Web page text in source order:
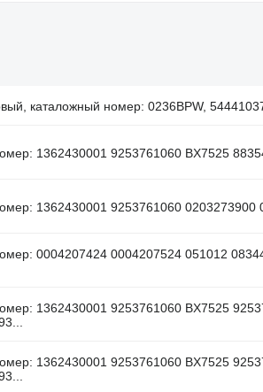
каталожный номер: 0236BPW,
1362430001 9253761060 BX7525
1362430001 9253761060
0004207424 0004207524 051012
1362430001 9253761060 BX7525
1362430001 9253761060 BX7525